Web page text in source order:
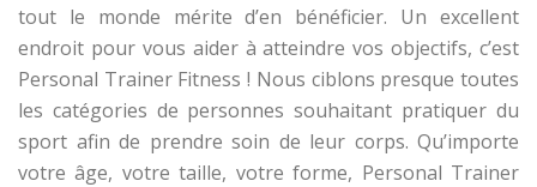
tout le monde mérite d’en bénéficier. Un excellent
endroit pour vous aider à atteindre vos objectifs, c’est
Personal Trainer Fitness ! Nous ciblons presque toutes
les catégories de personnes souhaitant pratiquer du
sport afin de prendre soin de leur corps. Qu’importe
votre âge, votre taille, votre forme, Personal Trainer